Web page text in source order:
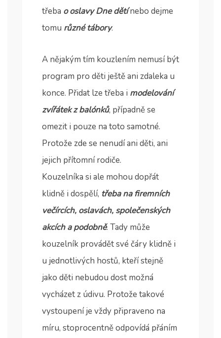
třeba o oslavy Dne dětínebo dejme
tomu různé tábory.
A nějakým tím kouzlením nemusí být
program pro děti ještě ani zdaleka u
konce. Přidat lze třeba i modelování
zvířátek z balónků, případně se
omezit i pouze na toto samotné.
Protože zde se nenudí ani děti, ani
jejich přítomní rodiče.
Kouzelníka si ale mohou dopřát
klidně i dospělí, třeba na firemních
večírcích, oslavách, společenských
akcích a podobně. Tady může
kouzelník provádět své čáry klidně i
u jednotlivých hostů, kteří stejně
jako děti nebudou dost možná
vycházet z údivu. Protože takové
vystoupení je vždy připraveno na
míru, stoprocentně odpovídá přáním